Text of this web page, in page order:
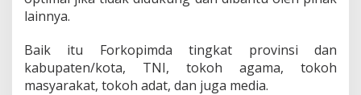
lainnya.
Baik itu Forkopimda tingkat provinsi dan
kabupaten/kota, TNI, tokoh agama, tokoh
masyarakat, tokoh adat, dan juga media.